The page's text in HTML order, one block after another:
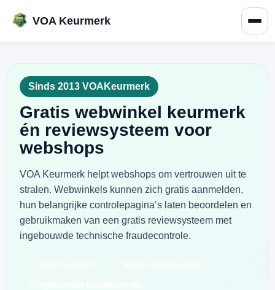
VOA Keurmerk
Sinds 2013 VOAKeurmerk
Gratis webwinkel keurmerk
én reviewsysteem voor
webshops
VOA Keurmerk helpt webshops om vertrouwen uit te
stralen. Webwinkels kunnen zich gratis aanmelden,
hun belangrijke controlepagina’s laten beoordelen en
gebruikmaken van een gratis reviewsysteem met
ingebouwde technische fraudecontrole.